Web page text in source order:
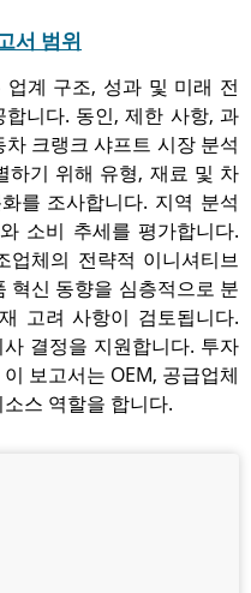
서 범위
계 구조, 성과 및 미래 전
니다. 동인, 제한 사항, 과
크랭크 샤프트 시장 분석
하기 위해 유형, 재료 및 차
를 조사합니다. 지역 분석
소비 추세를 평가합니다.
업체의 전략적 이니셔티브
혁신 동향을 심층적으로 분
고려 사항이 검토됩니다.
결정을 지원합니다. 투자
보고서는 OEM, 공급업체
스 역할을 합니다.